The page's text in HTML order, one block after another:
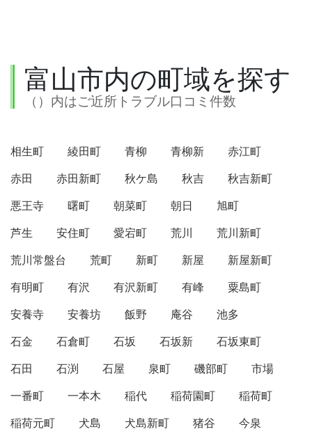
富山市内の町域を探す
（）内はご近所トラブル口コミ件数
相生町 綾田町 青柳 青柳新
赤江町
赤田
赤田新町 秋ケ島 秋吉
秋吉新町
悪王寺
曙町 朝菜町 朝日
旭町
芦生
安住町 愛宕町 荒川
荒川新町
荒川常盤台
荒町 新町 新屋
新屋新町
有明町
有沢 有沢新町 有峰
粟島町
安養寺
安養坊 飯野 庵谷
池多
石金
石倉町 石坂 石坂新
石坂東町
石田
石渕 石屋 泉町 磯部町
市場
一番町
一本木 稲代 稲荷園町
稲荷町
稲荷元町
犬島 犬島新町 猪谷
今泉